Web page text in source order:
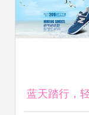
蓝天踏行，